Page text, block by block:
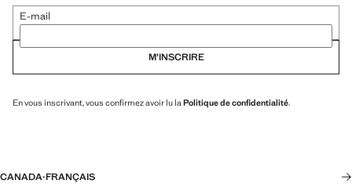
E-mail
M’INSCRIRE
En vous inscrivant, vous confirmez avoir lu la Politique de confidentialité.
CANADA·FRANÇAIS